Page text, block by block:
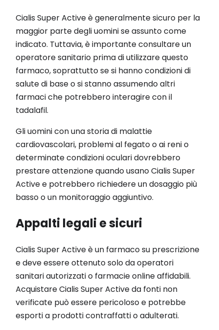
Cialis Super Active è generalmente sicuro per la
maggior parte degli uomini se assunto come
indicato. Tuttavia, è importante consultare un
operatore sanitario prima di utilizzare questo
farmaco, soprattutto se si hanno condizioni di
salute di base o si stanno assumendo altri
farmaci che potrebbero interagire con il
tadalafil.
Gli uomini con una storia di malattie
cardiovascolari, problemi al fegato o ai reni o
determinate condizioni oculari dovrebbero
prestare attenzione quando usano Cialis Super
Active e potrebbero richiedere un dosaggio più
basso o un monitoraggio aggiuntivo.
Appalti legali e sicuri
Cialis Super Active è un farmaco su prescrizione
e deve essere ottenuto solo da operatori
sanitari autorizzati o farmacie online affidabili.
Acquistare Cialis Super Active da fonti non
verificate può essere pericoloso e potrebbe
esporti a prodotti contraffatti o adulterati.